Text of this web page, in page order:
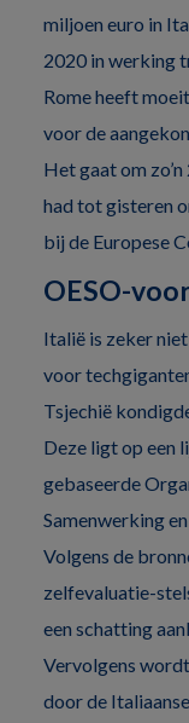
miljoen euro in
2020 in werking
Rome heeft
voor de
Het gaat om
had tot gisteren
bij de Europese
OESO-
Italië is zeker
voor
Tsjechië
Deze ligt op een
gebaseerde
Samenwerking
Volgens de
zelfevaluatie-
een schatting
Vervolgens
door de